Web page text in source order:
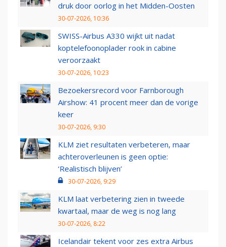
druk door oorlog in het Midden-Oosten
30-07-2026, 10:36
SWISS-Airbus A330 wijkt uit nadat
koptelefoonoplader rook in cabine
veroorzaakt
30-07-2026, 10:23
Bezoekersrecord voor Farnborough
Airshow: 41 procent meer dan de vorige
keer
30-07-2026, 9:30
KLM ziet resultaten verbeteren, maar
achteroverleunen is geen optie:
‘Realistisch blijven’
30-07-2026, 9:29
KLM laat verbetering zien in tweede
kwartaal, maar de weg is nog lang
30-07-2026, 8:22
Icelandair tekent voor zes extra Airbus